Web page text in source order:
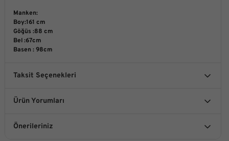
Manken:
Boy:161 cm
Göğüs :88 cm
Bel :67cm
Basen : 98cm
Taksit Seçenekleri
Ürün Yorumları
Önerileriniz